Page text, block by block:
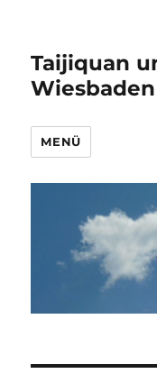
Taijiquan
Wiesbaden
MENÜ